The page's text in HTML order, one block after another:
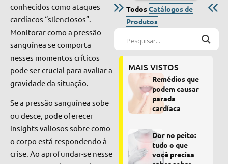
conhecidos como ataques
cardíacos “silenciosos”.
Monitorar como a pressão
sanguínea se comporta
nesses momentos críticos
pode ser crucial para avaliar a
gravidade da situação.
Se a pressão sanguínea sobe
ou desce, pode oferecer
insights valiosos sobre como
o corpo está respondendo à
crise. Ao aprofundar-se nesse
TodosCatálogos de
Produtos
MAIS VISTOS
Remédios que
podem causar
parada
cardíaca
Dor no peito:
tudo o que
você precisa